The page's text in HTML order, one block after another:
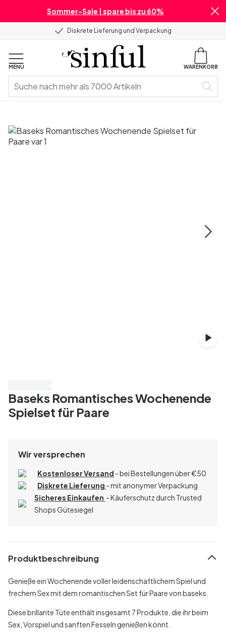
Sommer-Sale | spare bis zu 60%
Diskrete Lieferung und Verpackung
MENU WARENKORB
Baseks Romantisches Wochenende
Spielset für Paare
Wir versprechen
Kostenloser Versand - bei Bestellungen über€50
Diskrete Lieferung - mit anonymer Verpackung
Sicheres Einkaufen - Käuferschutz durch Trusted
Shops Gütesiegel
Produktbeschreibung
Genieße ein Wochenende voller leidenschaftlichem Spiel und
frechem Sex mit dem romantischen Set für Paare von baseks.
Diese brillante Tüte enthält insgesamt 7 Produkte, die ihr beim
Sex, Vorspiel und sanften Fesseln genießen könnt.